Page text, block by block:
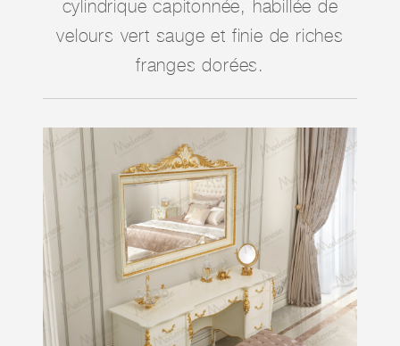
cylindrique capitonnée, habillée de
velours vert sauge et finie de riches
franges dorées.